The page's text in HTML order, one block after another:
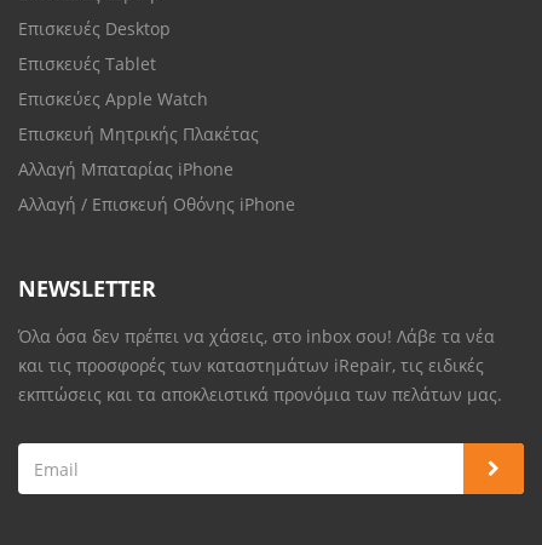
Επισκευές Desktop
Επισκευές Tablet
Επισκεύες Apple Watch
Επισκευή Μητρικής Πλακέτας
Αλλαγή Μπαταρίας iPhone
Αλλαγή / Επισκευή Οθόνης iPhone
NEWSLETTER
Όλα όσα δεν πρέπει να χάσεις, στο inbox σου! Λάβε τα νέα
και τις προσφορές των καταστημάτων iRepair, τις ειδικές
εκπτώσεις και τα αποκλειστικά προνόμια των πελάτων μας.